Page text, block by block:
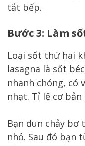
tắt bếp.
Bước 3: Làm
Loại sốt thứ hai
lasagna là sốt
nhanh chóng, có
nhạt. Tỉ lệ cơ
Bạn đun chảy bơ
nhỏ. Sau đó bạn